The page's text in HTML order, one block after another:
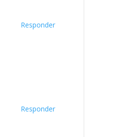
Responder
Responder